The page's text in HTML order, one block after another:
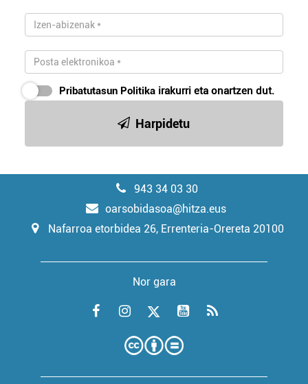
Pribatutasun Politika irakurri eta onartzen dut.
Harpidetu
943 34 03 30
oarsobidasoa@hitza.eus
Nafarroa etorbidea 26, Errenteria-Orereta 20100
Nor gara